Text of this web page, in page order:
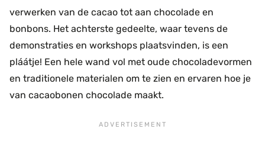
verwerken van de cacao tot aan chocolade en
bonbons. Het achterste gedeelte, waar tevens de
demonstraties en workshops plaatsvinden, is een
pláátje! Een hele wand vol met oude chocoladevormen
en traditionele materialen om te zien en ervaren hoe je
van cacaobonen chocolade maakt.